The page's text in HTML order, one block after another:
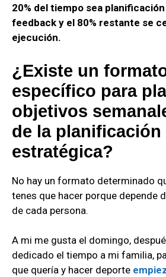
20% del tiempo sea
feedback y el 80% restante se
ejecución.
¿Existe un
específico para
objetivos
de la planificación
estratégica?
No hay un formato determinado
tenes que hacer porque depende
de cada persona.
A mi me gusta el domingo,
dedicado el tiempo a mi familia,
que quería y hacer deporte